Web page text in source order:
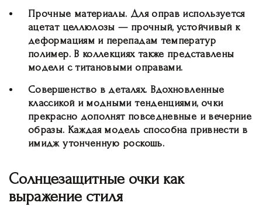
Прочные материалы. Для оправ используется
ацетат целлюлозы — прочный, устойчивый к
деформациям и перепадам температур
полимер. В коллекциях также представлены
модели с титановыми оправами.
Совершенство в деталях. Вдохновленные
классикой и модными тенденциями, очки
прекрасно дополнят повседневные и вечерние
образы. Каждая модель способна привнести в
имидж утонченную роскошь.
Солнцезащитные очки как
выражение стиля